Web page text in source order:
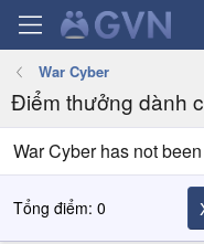
War Cyber
Điểm thưởng dành
War Cyber has not
Tổng điểm: 0